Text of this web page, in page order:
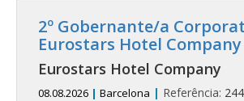
2º Gobernante/a
Eurostars Hotel Company
Eurostars Hotel Company
08.08.2026 | Barcelona | Referência: